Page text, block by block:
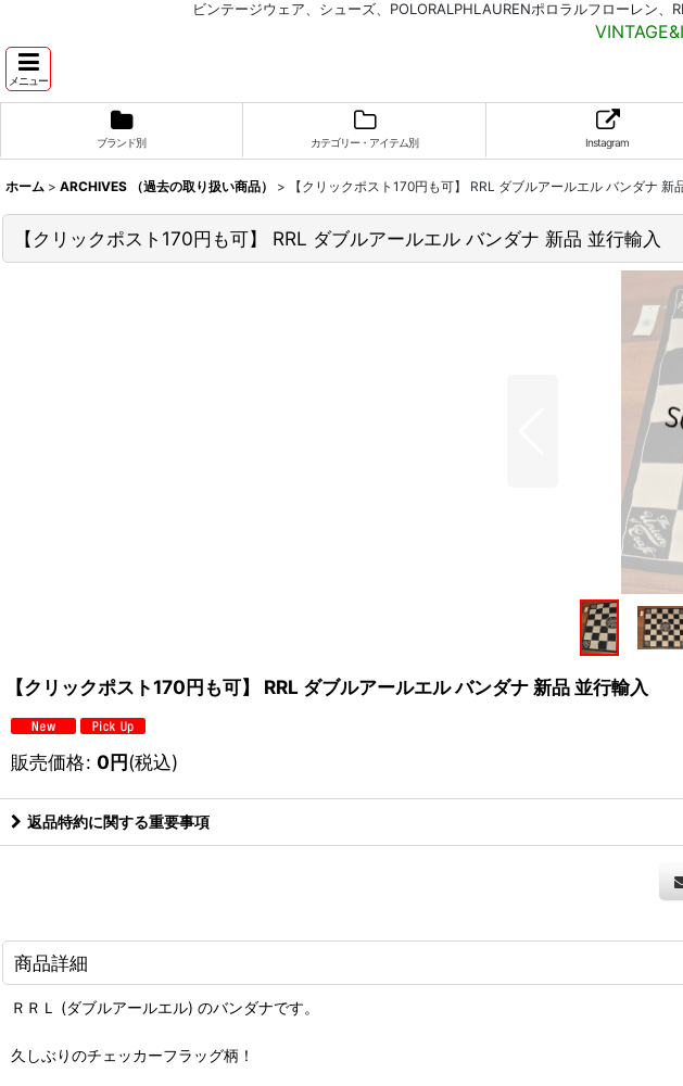
ビンテージウェア、シューズ、POLORALPHLAURENポロラルフローレン
メニュー
ブランド別 カテゴリー・アイテム別 Instagram
ホーム > ARCHIVES （過去の取り扱い商品） > 【クリックポスト170円も可】 RRL ダブルアールエル バンダナ 新
【クリックポスト170円も可】 RRL ダブルアールエル バンダナ 新品 並行輸入
【クリックポスト170円も可】 RRL ダブルアールエル バンダナ 新品 並行輸入
販売価格: 0円(税込)
返品特約に関する重要事項
商品詳細
ＲＲＬ (ダブルアールエル) のバンダナです。
久しぶりのチェッカーフラッグ柄！